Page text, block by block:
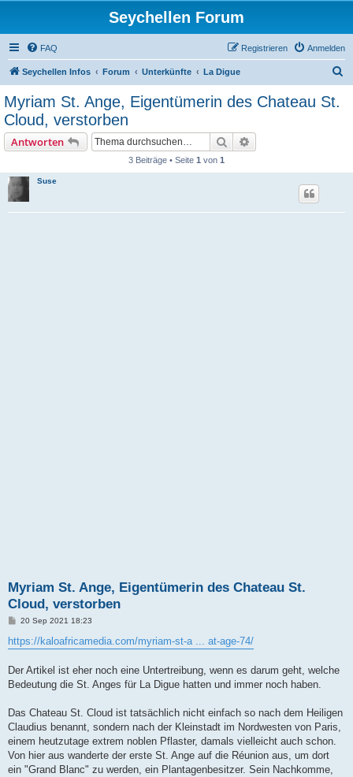
Seychellen Forum
FAQ Anmelden
Registrieren
Seychellen Infos Forum Unterkünfte La Digue
Myriam St. Ange, Eigentümerin des Chateau St.
Cloud, verstorben
Antworten Suche
3 Beiträge • Seite 1 von 1
Suse
Myriam St. Ange, Eigentümerin des Chateau St.
Cloud, verstorben
B
i
t
a
g
20 Sep 2021 18:23
https://kaloafricamedia.com/myriam-st-a ... at-age-74/
Der Artikel ist eher noch eine Untertreibung, wenn es darum geht, welche
Bedeutung die St. Anges für La Digue hatten und immer noch haben.
Das Chateau St. Cloud ist tatsächlich nicht einfach so nach dem Heiligen
Claudius benannt, sondern nach der Kleinstadt im Nordwesten von Paris,
einem heutzutage extrem noblen Pflaster, damals vielleicht auch schon.
Von hier aus wanderte der erste St. Ange auf die Réunion aus, um dort
ein "Grand Blanc" zu werden, ein Plantagenbesitzer. Sein Nachkomme,